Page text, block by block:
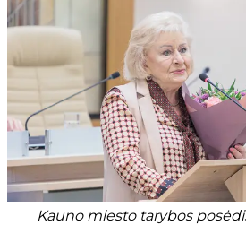
Kauno miesto tarybos